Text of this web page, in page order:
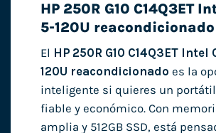
HP 250R G10 C14Q3ET
5-120U reacondicionado
El HP 250R G10 C14Q3ET Intel
120U reacondicionado es la
inteligente si quieres un
fiable y económico. Con
amplia y 512GB SSD, está